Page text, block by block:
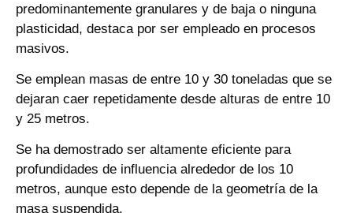
predominantemente granulares y de baja o ninguna
plasticidad, destaca por ser empleado en procesos
masivos.
Se emplean masas de entre 10 y 30 toneladas que se
dejaran caer repetidamente desde alturas de entre 10
y 25 metros.
Se ha demostrado ser altamente eficiente para
profundidades de influencia alrededor de los 10
metros, aunque esto depende de la geometría de la
masa suspendida.